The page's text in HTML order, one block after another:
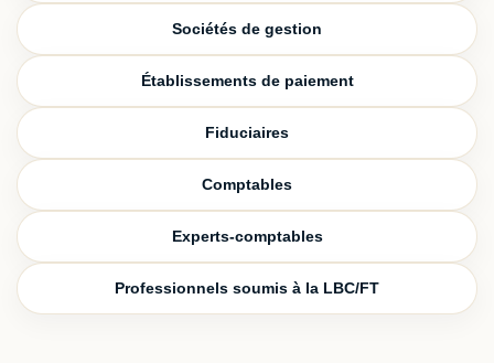
Sociétés de gestion
Établissements de paiement
Fiduciaires
Comptables
Experts-comptables
Professionnels soumis à la LBC/FT